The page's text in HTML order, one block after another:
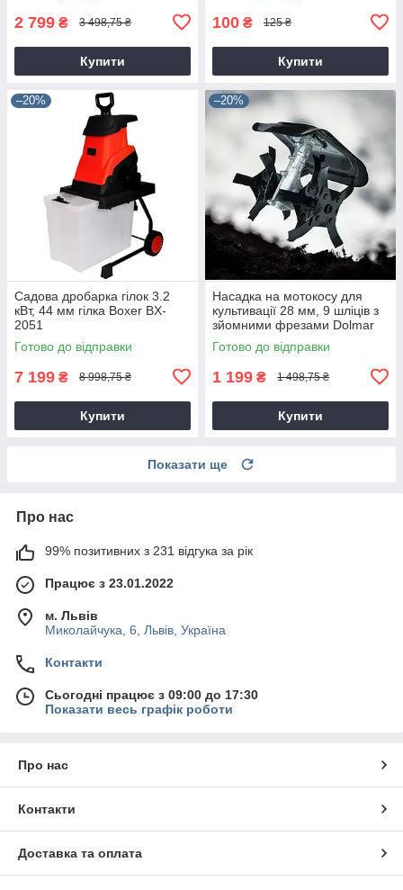
2 799 ₴ 3 498,75 ₴
Купити
100 ₴ 125 ₴
Купити
–20%
Садова дробарка гілок 3.2
кВт, 44 мм гілка Boxer BX-
2051
Готово до відправки
7 199 ₴ 8 998,75 ₴
Купити
–20%
Насадка на мотокосу для
культивації 28 мм, 9 шліців з
зйомними фрезами Dolmar
9T28
Готово до відправки
1 199 ₴ 1 498,75 ₴
Купити
Показати ще
Про нас
99% позитивних з 231 відгука за рік
Працює з 23.01.2022
м. Львів
Миколайчука, 6, Львів, Україна
Контакти
Сьогодні працює з 09:00 до 17:30
Показати весь графік роботи
Про нас
Контакти
Доставка та оплата